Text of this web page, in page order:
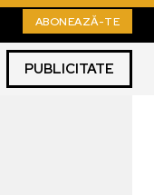
ABONEAZĂ-TE
PUBLICITATE